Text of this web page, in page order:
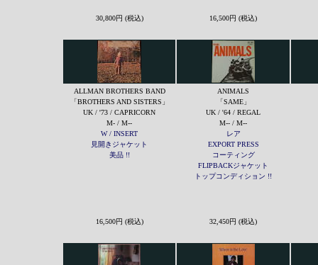
30,800円 (税込) 16,500円 (税込)
ALLMAN BROTHERS BAND
「BROTHERS AND SISTERS」
UK / '73 / CAPRICORN
M- / M--
W / INSERT
見開きジャケット
美品 !!
ANIMALS
「SAME」
UK / '64 / REGAL
M-- / M--
レア
EXPORT PRESS
コーティング
FLIPBACKジャケット
トップコンディション !!
16,500円 (税込) 32,450円 (税込)